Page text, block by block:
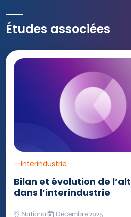
Études associées
Interindustrie
Bilan et évolution de
dans l’interindustrie
National Décembre 2025